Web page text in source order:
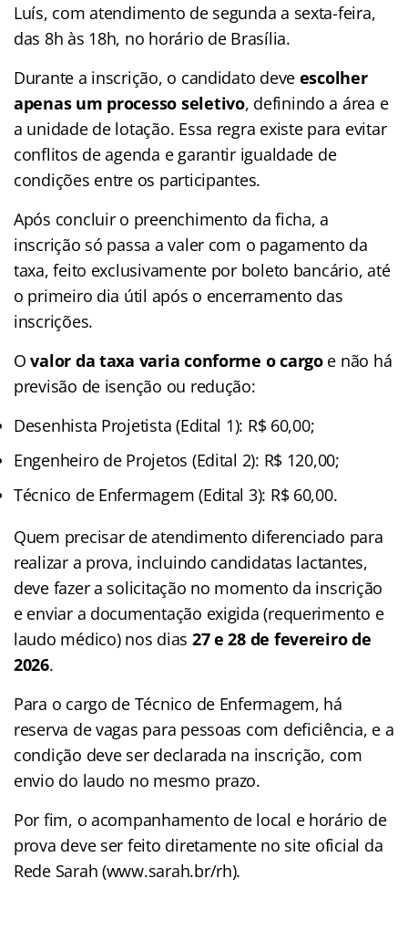
Luís, com atendimento de segunda a sexta-feira,
das 8h às 18h, no horário de Brasília.
Durante a inscrição, o candidato deve escolher
apenas um processo seletivo, definindo a área e
a unidade de lotação. Essa regra existe para evitar
conflitos de agenda e garantir igualdade de
condições entre os participantes.
Após concluir o preenchimento da ficha, a
inscrição só passa a valer com o pagamento da
taxa, feito exclusivamente por boleto bancário, até
o primeiro dia útil após o encerramento das
inscrições.
Ovalor da taxa varia conforme o cargoe não há
previsão de isenção ou redução:
Desenhista Projetista (Edital 1): R$ 60,00;
Engenheiro de Projetos (Edital 2): R$ 120,00;
Técnico de Enfermagem (Edital 3): R$ 60,00.
Quem precisar de atendimento diferenciado para
realizar a prova, incluindo candidatas lactantes,
deve fazer a solicitação no momento da inscrição
e enviar a documentação exigida (requerimento e
laudo médico) nos dias 27 e 28 de fevereiro de
2026.
Para o cargo de Técnico de Enfermagem, há
reserva de vagas para pessoas com deficiência, e a
condição deve ser declarada na inscrição, com
envio do laudo no mesmo prazo.
Por fim, o acompanhamento de local e horário de
prova deve ser feito diretamente no site oficial da
Rede Sarah (www.sarah.br/rh).